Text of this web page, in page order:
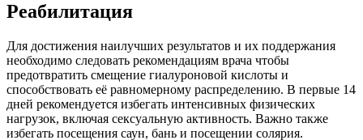
Реабилитация
Для достижения наилучших результатов и их поддержания
необходимо следовать рекомендациям врача чтобы
предотвратить смещение гиалуроновой кислоты и
способствовать её равномерному распределению. В первые 14
дней рекомендуется избегать интенсивных физических
нагрузок, включая сексуальную активность. Важно также
избегать посещения саун, бань и посещении солярия.